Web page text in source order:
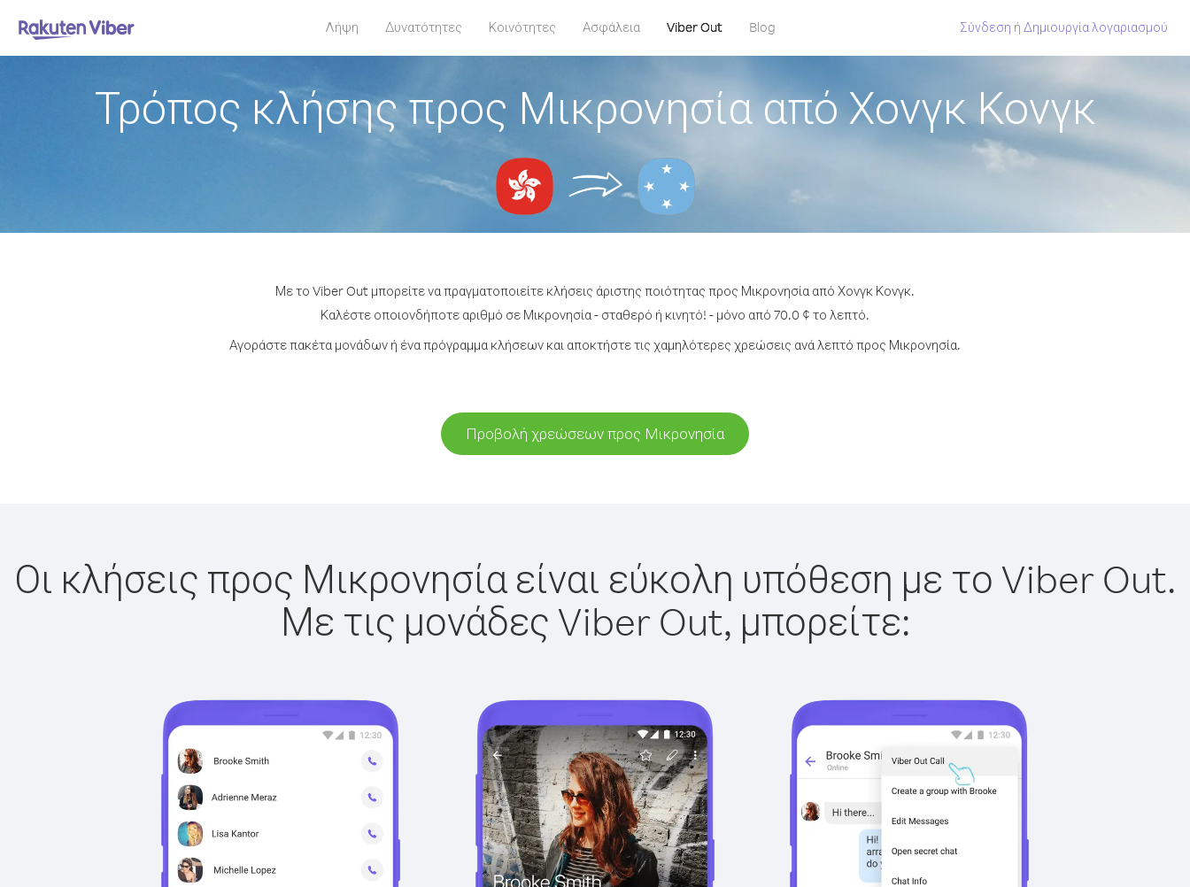
Λήψη Δυνατότητες Κοινότητες Ασφάλεια Viber Out Blog Σύνδεση ή Δημιουργία λογαριασμού
Τρόπος κλήσης προς Μικρονησία από Χονγκ Κονγκ
Με το Viber Out μπορείτε να πραγματοποιείτε κλήσεις άριστης ποιότητας προς Μικρονησία από Χονγκ Κονγκ.
Καλέστε οποιονδήποτε αριθμό σε Μικρονησία - σταθερό ή κινητό! - μόνο από 70.0 ¢ το λεπτό.
Αγοράστε πακέτα μονάδων ή ένα πρόγραμμα κλήσεων και αποκτήστε τις χαμηλότερες χρεώσεις ανά λεπτό προς Μικρονησία.
Προβολή χρεώσεων προς Μικρονησία
Οι κλήσεις προς Μικρονησία είναι εύκολη υπόθεση με το Viber Out.
Με τις μονάδες Viber Out, μπορείτε: